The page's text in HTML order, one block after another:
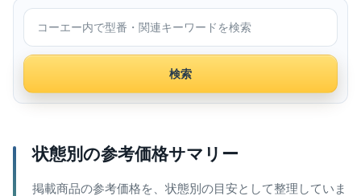
コーエー内で検索
検索
状態別の参考価格サマリー
掲載商品の参考価格を、状態別の目安として整理していま